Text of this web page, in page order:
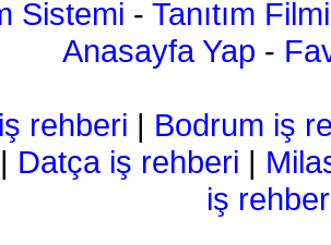
Sistemi - Tanıtım Filmi
Anasayfa Yap -
rehberi | Bodrum iş
| Datça iş rehberi |
iş